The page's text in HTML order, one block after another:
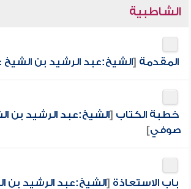
الشاطبية
المقدمة [الشيخ:عبد الرشيد بن
خطبة الكتاب [الشيخ:عبد الرشيد بن
صوفي]
باب الاستعاذة [الشيخ:عبد الرشيد بن